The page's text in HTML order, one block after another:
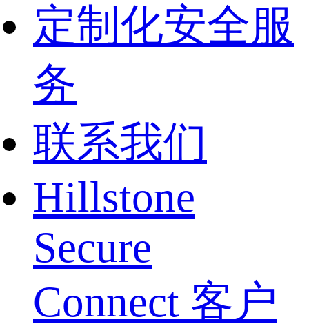
定制化安全服
务
联系我们
Hillstone
Secure
Connect 客户